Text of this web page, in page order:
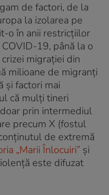
de factori, de la
la izolarea pe
o în anii restricțiilor
19, până la o
migrației din
milioane de migranți
și factori mai
că mulți tineri
prin intermediul
precum X (fostul
de extremă
„Marii Înlocuiri” și
este difuzat